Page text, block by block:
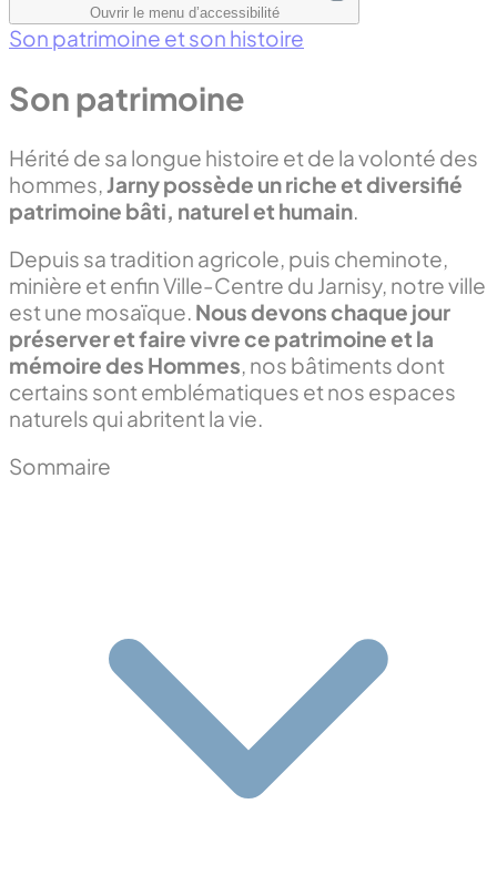
Ouvrir le menu d’accessibilité
Son patrimoine et son histoire
Son patrimoine
Hérité de sa longue histoire et de la volonté des
hommes, Jarny possède un riche et diversifié
patrimoine bâti, naturel et humain
Depuis sa tradition agricole, puis cheminote,
minière et enfin Ville-Centre du Jarnisy, notre ville
est une mosaïque. Nous devons chaque jour
préserver et faire vivre ce patrimoine et la
mémoire des Hommes, nos bâtiments dont
certains sont emblématiques et nos espaces
naturels qui abritent la vie.
Sommaire